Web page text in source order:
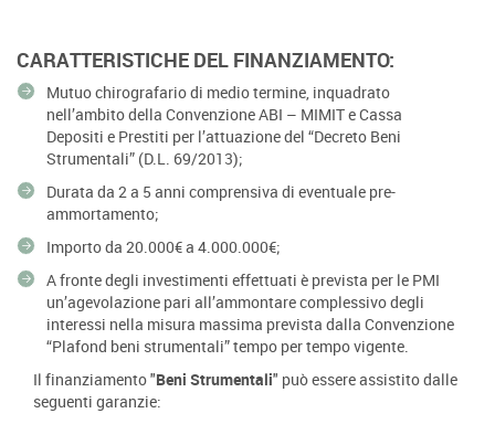
CARATTERISTICHE DEL FINANZIAMENTO:
Mutuo chirografario di medio termine, inquadrato
nell’ambito della Convenzione ABI – MIMIT e Cassa
Depositi e Prestiti per l’attuazione del “Decreto Beni
Strumentali” (D.L. 69/2013);
Durata da 2 a 5 anni comprensiva di eventuale pre-
ammortamento;
Importo da 20.000€ a 4.000.000€;
A fronte degli investimenti effettuati è prevista per le PMI
un’agevolazione pari all’ammontare complessivo degli
interessi nella misura massima prevista dalla Convenzione
“Plafond beni strumentali” tempo per tempo vigente.
Il finanziamento "Beni Strumentali" può essere assistito dalle
seguenti garanzie: